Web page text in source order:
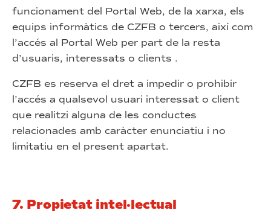
funcionament del Portal Web, de la xarxa, els
equips informàtics de CZFB o tercers, així com
l’accés al Portal Web per part de la resta
d’usuaris, interessats o clients .
CZFB es reserva el dret a impedir o prohibir
l’accés a qualsevol usuari interessat o client
que realitzi alguna de les conductes
relacionades amb caràcter enunciatiu i no
limitatiu en el present apartat.
7. Propietat intel·lectual